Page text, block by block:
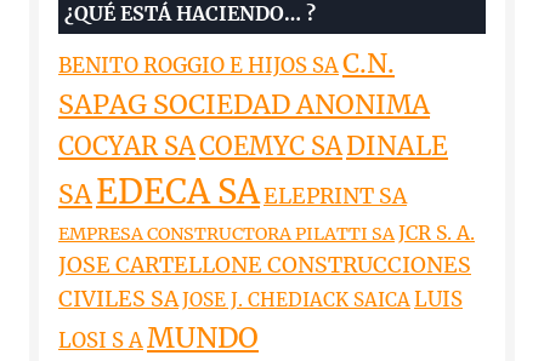
¿QUÉ ESTÁ HACIENDO… ?
BENITO ROGGIO E HIJOS SAC.N.
SAPAG SOCIEDAD ANONIMA
COCYAR SACOEMYC SADINALE
SAEDECA SAELEPRINT SA
EMPRESA CONSTRUCTORA PILATTI SAJCR S. A.
JOSE CARTELLONE CONSTRUCCIONES
CIVILES SAJOSE J. CHEDIACK SAICALUIS
LOSI S AMUNDO